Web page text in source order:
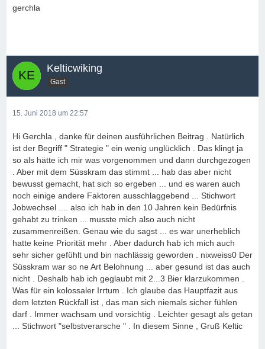
gerchla
Kelticwiking
Gast
15. Juni 2018 um 22:57
Hi Gerchla , danke für deinen ausführlichen Beitrag . Natürlich
ist der Begriff " Strategie " ein wenig unglücklich . Das klingt ja
so als hätte ich mir was vorgenommen und dann durchgezogen
. Aber mit dem Süsskram das stimmt ... hab das aber nicht
bewusst gemacht, hat sich so ergeben ... und es waren auch
noch einige andere Faktoren ausschlaggebend ... Stichwort
Jobwechsel .... also ich hab in den 10 Jahren kein Bedürfnis
gehabt zu trinken ... musste mich also auch nicht
zusammenreißen. Genau wie du sagst ... es war unerheblich
hatte keine Priorität mehr . Aber dadurch hab ich mich auch
sehr sicher gefühlt und bin nachlässig geworden . nixweiss0 Der
Süsskram war so ne Art Belohnung ... aber gesund ist das auch
nicht . Deshalb hab ich geglaubt mit 2...3 Bier klarzukommen .
Was für ein kolossaler Irrtum . Ich glaube das Hauptfazit aus
dem letzten Rückfall ist , das man sich niemals sicher fühlen
darf . Immer wachsam und vorsichtig . Leichter gesagt als getan
... Stichwort "selbstverarsche " . In diesem Sinne , Gruß Keltic